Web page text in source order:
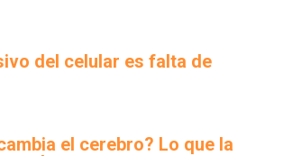
del celular es falta de
el cerebro? Lo que la